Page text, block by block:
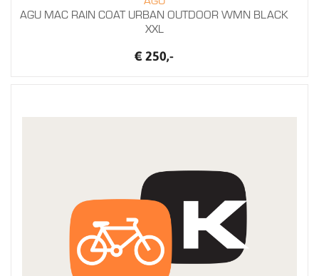
AGU MAC RAIN COAT URBAN OUTDOOR WMN BLACK
XXL
€ 250,-